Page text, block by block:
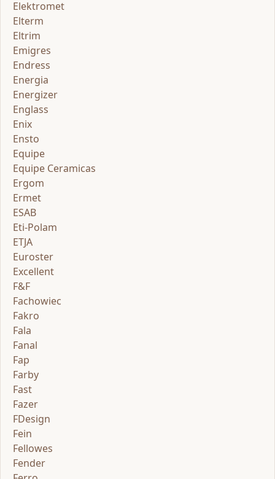
Elektromet
Elterm
Eltrim
Emigres
Endress
Energia
Energizer
Englass
Enix
Ensto
Equipe
Equipe Ceramicas
Ergom
Ermet
ESAB
Eti-Polam
ETJA
Euroster
Excellent
F&F
Fachowiec
Fakro
Fala
Fanal
Fap
Farby
Fast
Fazer
FDesign
Fein
Fellowes
Fender